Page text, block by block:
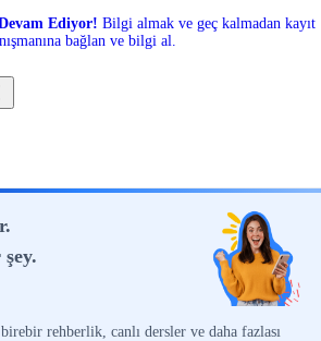
Ediyor! Bilgi almak ve geç kalmadan kayıt
bağlan ve bilgi al.
rehberlik, canlı dersler ve daha fazlası